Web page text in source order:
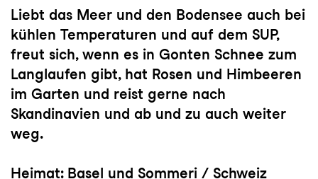
Liebt das Meer und den Bodensee auch bei
kühlen Temperaturen und auf dem SUP,
freut sich, wenn es in Gonten Schnee zum
Langlaufen gibt, hat Rosen und Himbeeren
im Garten und reist gerne nach
Skandinavien und ab und zu auch weiter
weg.
Heimat: Basel und Sommeri / Schweiz